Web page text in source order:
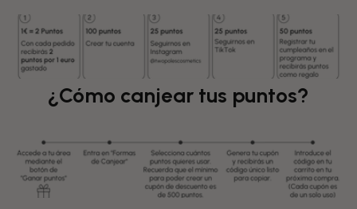
¿Cómo canjear tus puntos?